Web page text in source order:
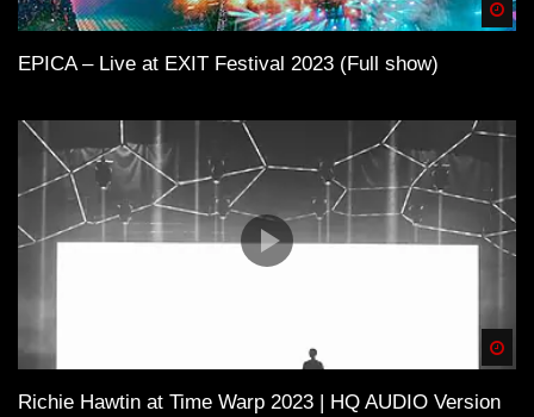
EPICA – Live at EXIT Festival 2023 (Full show)
Richie Hawtin at Time Warp 2023 | HQ AUDIO Version